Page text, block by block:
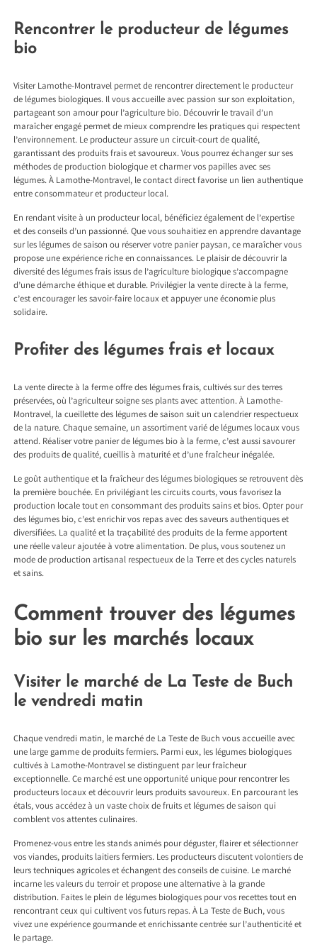
Rencontrer le producteur de légumes
bio
Visiter Lamothe-Montravel permet de rencontrer directement le producteur
de légumes biologiques. Il vous accueille avec passion sur son exploitation,
partageant son amour pour l’agriculture bio. Découvrir le travail d’un
maraîcher engagé permet de mieux comprendre les pratiques qui respectent
l’environnement. Le producteur assure un circuit-court de qualité,
garantissant des produits frais et savoureux. Vous pourrez échanger sur ses
méthodes de production biologique et charmer vos papilles avec ses
légumes. À Lamothe-Montravel, le contact direct favorise un lien authentique
entre consommateur et producteur local.
En rendant visite à un producteur local, bénéficiez également de l’expertise
et des conseils d’un passionné. Que vous souhaitiez en apprendre davantage
sur les légumes de saison ou réserver votre panier paysan, ce maraîcher vous
propose une expérience riche en connaissances. Le plaisir de découvrir la
diversité des légumes frais issus de l’agriculture biologique s’accompagne
d’une démarche éthique et durable. Privilégier la vente directe à la ferme,
c’est encourager les savoir-faire locaux et appuyer une économie plus
solidaire.
Profiter des légumes frais et locaux
La vente directe à la ferme offre des légumes frais, cultivés sur des terres
préservées, où l’agriculteur soigne ses plants avec attention. À Lamothe-
Montravel, la cueillette des légumes de saison suit un calendrier respectueux
de la nature. Chaque semaine, un assortiment varié de légumes locaux vous
attend. Réaliser votre panier de légumes bio à la ferme, c’est aussi savourer
des produits de qualité, cueillis à maturité et d’une fraîcheur inégalée.
Le goût authentique et la fraîcheur des légumes biologiques se retrouvent dès
la première bouchée. En privilégiant les circuits courts, vous favorisez la
production locale tout en consommant des produits sains et bios. Opter pour
des légumes bio, c’est enrichir vos repas avec des saveurs authentiques et
diversifiées. La qualité et la traçabilité des produits de la ferme apportent
une réelle valeur ajoutée à votre alimentation. De plus, vous soutenez un
mode de production artisanal respectueux de la Terre et des cycles naturels
et sains.
Comment trouver des légumes
bio sur les marchés locaux
Visiter le marché de La Teste de Buch
le vendredi matin
Chaque vendredi matin, le marché de La Teste de Buch vous accueille avec
une large gamme de produits fermiers. Parmi eux, les légumes biologiques
cultivés à Lamothe-Montravel se distinguent par leur fraîcheur
exceptionnelle. Ce marché est une opportunité unique pour rencontrer les
producteurs locaux et découvrir leurs produits savoureux. En parcourant les
étals, vous accédez à un vaste choix de fruits et légumes de saison qui
comblent vos attentes culinaires.
Promenez-vous entre les stands animés pour déguster, flairer et sélectionner
vos viandes, produits laitiers fermiers. Les producteurs discutent volontiers de
leurs techniques agricoles et échangent des conseils de cuisine. Le marché
incarne les valeurs du terroir et propose une alternative à la grande
distribution. Faites le plein de légumes biologiques pour vos recettes tout en
rencontrant ceux qui cultivent vos futurs repas. À La Teste de Buch, vous
vivez une expérience gourmande et enrichissante centrée sur l’authenticité et
le partage.